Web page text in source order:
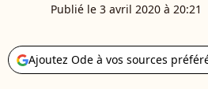
Publié le 3 avril 2020 à 20:21
Ajoutez Ode à vos sources